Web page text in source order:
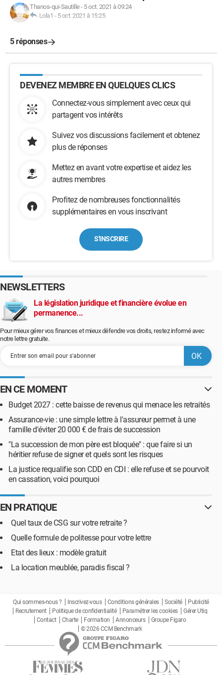
Thanos-qui-Sautille- 5 oct. 2021 à 09:24
Lola1 - 5 oct. 2021 à 15:25
5 réponses
DEVENEZ MEMBRE EN QUELQUES CLICS
Connectez-vous simplement avec ceux qui
partagent vos intérêts
Suivez vos discussions facilement et obtenez
plus de réponses
Mettez en avant votre expertise et aidez les
autres membres
Profitez de nombreuses fonctionnalités
supplémentaires en vous inscrivant
S'INSCRIRE
NEWSLETTERS
La législation juridique et financière évolue en
permanence...
Pour mieux gérer vos finances et mieux défendre vos droits, restez informé avec
notre lettre gratuite.
EN CE MOMENT
Budget 2027 : cette baisse de revenus qui menace les retraités
Assurance-vie : une simple lettre à l'assureur permet à une
famille d'éviter 20 000 € de frais de succession
"La succession de mon père est bloquée" : que faire si un
héritier refuse de signer et quels sont les risques
La justice requalifie son CDD en CDI : elle refuse et se pourvoit
en cassation, voici pourquoi
EN PRATIQUE
Quel taux de CSG sur votre retraite ?
Quelle formule de politesse pour votre lettre
Etat des lieux : modèle gratuit
La location meublée, paradis fiscal ?
Qui sommes-nous ? Inscrivez-vous Conditions générales Société
Publicité
Recrutement
Politique de confidentialité Paramétrer les cookies
Gérer Utiq
Contact
Charte Formation Annonceurs
Groupe Figaro
© 2026 CCM Benchmark